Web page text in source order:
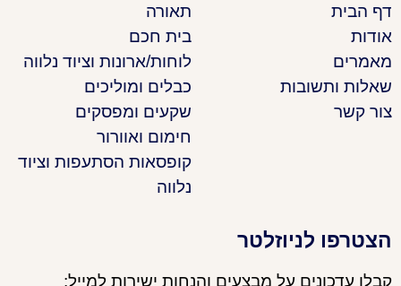
דף הבית
אודות
מאמרים
שאלות ותשובות
צור קשר
תאורה
בית חכם
לוחות/ארונות וציוד נלווה
כבלים ומוליכים
שקעים ומפסקים
חימום ואוורור
קופסאות הסתעפות וציוד
נלווה
הצטרפו לניוזלטר
קבלו עדכונים על מבצעים והנחות ישירות למייל: